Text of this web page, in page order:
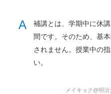
A
補講とは、学期中に休
間です。そのため、基
されません。授業中の
い。
メイキョク@明